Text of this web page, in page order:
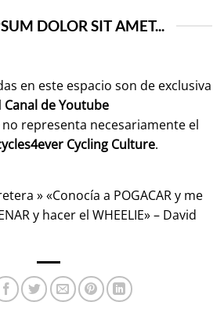
DOLOR SIT AMET...
en este espacio son de exclusiva
Canal de Youtube
no representa necesariamente el
Cycling Culture.
»«Conocía a POGACAR y me
y hacer el WHEELIE» – David